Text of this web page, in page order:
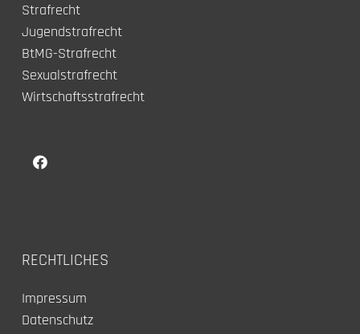
Strafrecht
Jugendstrafrecht
BtMG-Strafrecht
Sexualstrafrecht
Wirtschaftsstrafrecht
RECHTLICHES
Impressum
Datenschutz